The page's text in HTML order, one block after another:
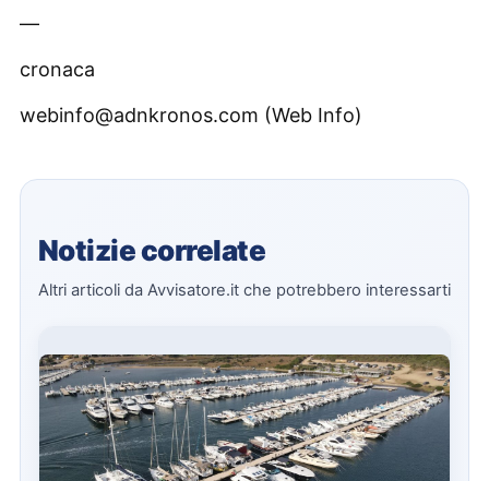
—
cronaca
webinfo@adnkronos.com (Web Info)
Notizie correlate
Altri articoli da Avvisatore.it che potrebbero interessarti